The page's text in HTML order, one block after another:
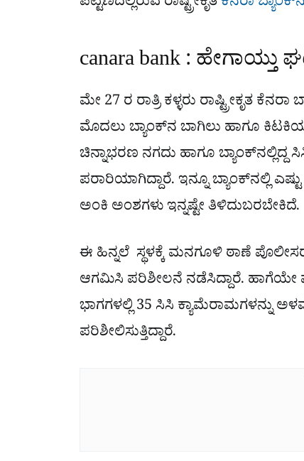
canara bank : ಹೇಗಾಯ್ತು
ಮೇ 27 ರ ರಾತ್ರಿ ಕಳ್ಳರು ರಾಷ್ಟ್ರೀಕೃತ
ಮೊದಲು ಬ್ಯಾಂಕ್​ನ ಬಾಗಿಲು ಹಾಗೂ
ಚಿನ್ನಾಭರಣ ನಗದು ಹಾಗೂ ಬ್ಯಾಂಕ್​ನಲ್ಲಿದ್ದ
ಪರಾರಿಯಾಗಿದ್ದಾರೆ. ಇನ್ನೂ ಬ್ಯಾಂಕ್​ನಲ್ಲಿ
ಅಂಕಿ ಅಂಶಗಳು ಇನ್ನಷ್ಟೇ ತಿಳಿದುಬರಬೇಕಿದೆ.
ಈ ಹಿನ್ನಲೆ ಸ್ಥಳಕ್ಕೆ ಮನಗೂಳಿ ಠಾಣೆ
ಆಗಮಿಸಿ ಪರಿಶೀಲನೆ ನಡೆಸಿದ್ದಾರೆ.
ಭಾಗಗಳಲ್ಲಿ 35 ಸಿಸಿ ಕ್ಯಾಮೆರಾಮಗಳನ್ನು
ಪರಿಶೀಲಿಸುತ್ತಿದ್ದಾರೆ.